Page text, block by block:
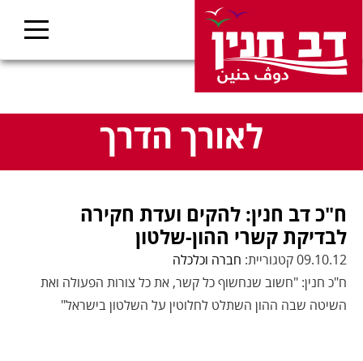
לאורך הדרך
ח"כ דב חנין: להקים ועדת חקירה
לבדיקת קשרי ההון-שלטון
09.10.12 קטגוריית:
חברה וכלכלה
ח"כ חנין: "חשוב שנחשוף כל קשר, את כל צורות הפעולה ואת
השיטה שבה ההון השתלט לחלוטין על השלטון בישראל"